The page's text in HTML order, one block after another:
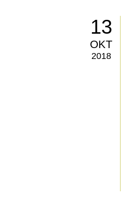
13
OKT
2018